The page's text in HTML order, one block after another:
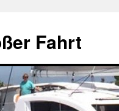
Fahrt